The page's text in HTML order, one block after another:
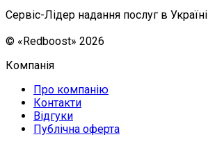
Сервіс-Лідер надання послуг в Україні
© «Redboost» 2026
Компанія
Про компанію
Контакти
Відгуки
Публічна оферта